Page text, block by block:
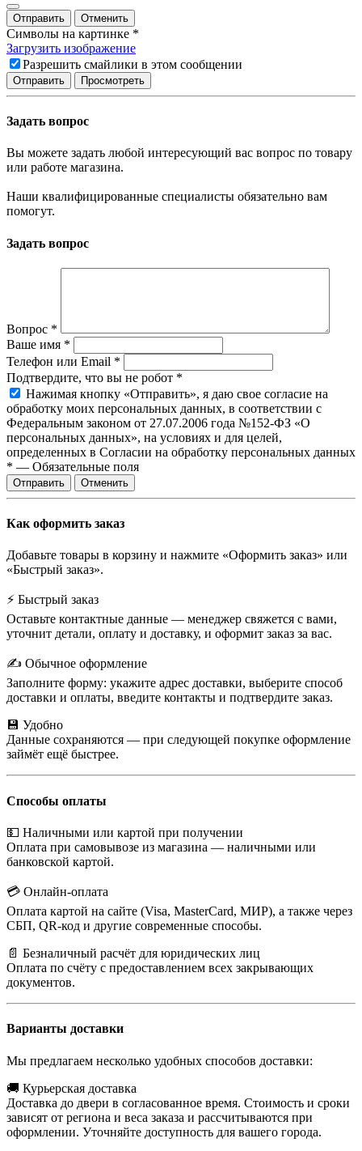
Отправить Отменить
Символы на картинке *
Загрузить изображение
Разрешить смайлики в этом сообщении
Задать вопрос
Вы можете задать любой интересующий вас вопрос по товару
или работе магазина.
Наши квалифицированные специалисты обязательно вам
помогут.
Задать вопрос
Вопрос *
Ваше имя *
Телефон или Email *
Подтвердите, что вы не робот *
Нажимая кнопку «Отправить», я даю свое согласие на
обработку моих персональных данных, в соответствии с
Федеральным законом от 27.07.2006 года №152-ФЗ «О
персональных данных», на условиях и для целей,
определенных в Согласии на обработку персональных данных
* — Обязательные поля
Отправить Отменить
Как оформить заказ
Добавьте товары в корзину и нажмите «Оформить заказ» или
«Быстрый заказ».
⚡ Быстрый заказ
Оставьте контактные данные — менеджер свяжется с вами,
уточнит детали, оплату и доставку, и оформит заказ за вас.
✍️ Обычное оформление
Заполните форму: укажите адрес доставки, выберите способ
доставки и оплаты, введите контакты и подтвердите заказ.
💾 Удобно
Данные сохраняются — при следующей покупке оформление
займёт ещё быстрее.
Способы оплаты
💵 Наличными или картой при получении
Оплата при самовывозе из магазина — наличными или
банковской картой.
💳 Онлайн-оплата
Оплата картой на сайте (Visa, MasterCard, МИР), а также через
СБП, QR-код и другие современные способы.
📄 Безналичный расчёт для юридических лиц
Оплата по счёту с предоставлением всех закрывающих
документов.
Варианты доставки
Мы предлагаем несколько удобных способов доставки:
🚚 Курьерская доставка
Доставка до двери в согласованное время. Стоимость и сроки
зависят от региона и веса заказа и рассчитываются при
оформлении. Уточняйте доступность для вашего города.